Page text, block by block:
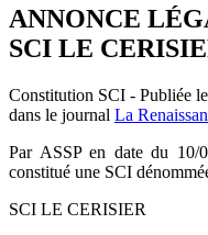
ANNONCE
SCI LE
Constitution SCI - Publiée
dans le journal La
Par ASSP en date du 10/
constitué une SCI
SCI LE CERISIER